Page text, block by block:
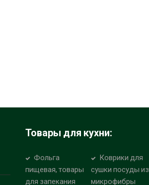
Товары для кухни:
Фольга
пищевая, товары
для запекания
Коврики для
сушки посуды из
микрофибры